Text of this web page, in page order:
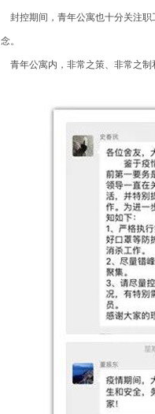
封控期间，青年公寓也十分关注职
念。
青年公寓内，非常之策、非常之制